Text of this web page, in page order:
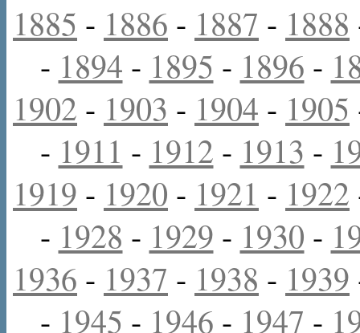
1885 - 1886 - 1887 - 1888
- 1894 - 1895 - 1896 -
1902 - 1903 - 1904 - 1905
- 1911 - 1912 - 1913 -
1919 - 1920 - 1921 - 1922
- 1928 - 1929 - 1930 -
1936 - 1937 - 1938 - 1939
- 1945 - 1946 - 1947 -